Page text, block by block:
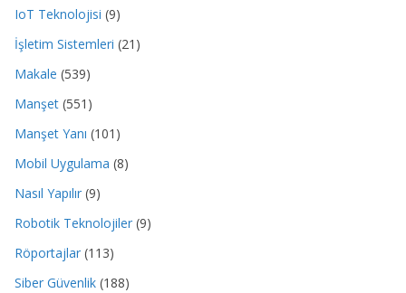
IoT Teknolojisi (9)
İşletim Sistemleri (21)
Makale (539)
Manşet (551)
Manşet Yanı (101)
Mobil Uygulama (8)
Nasıl Yapılır (9)
Robotik Teknolojiler (9)
Röportajlar (113)
Siber Güvenlik (188)